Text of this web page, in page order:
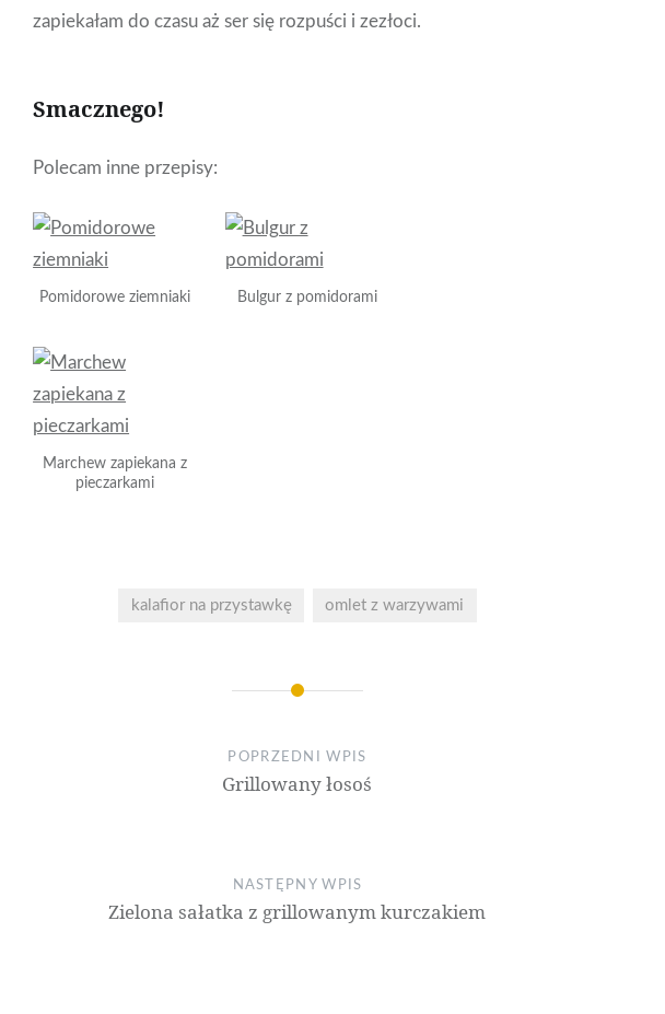
zapiekałam do czasu aż ser się rozpuści i zezłoci.
Smacznego!
Polecam inne przepisy:
Pomidorowe ziemniaki Bulgur z pomidorami
Marchew zapiekana z
pieczarkami
kalafior na przystawkę omlet z warzywami
POPRZEDNI WPIS
Grillowany łosoś
NASTĘPNY WPIS
Zielona sałatka z grillowanym kurczakiem